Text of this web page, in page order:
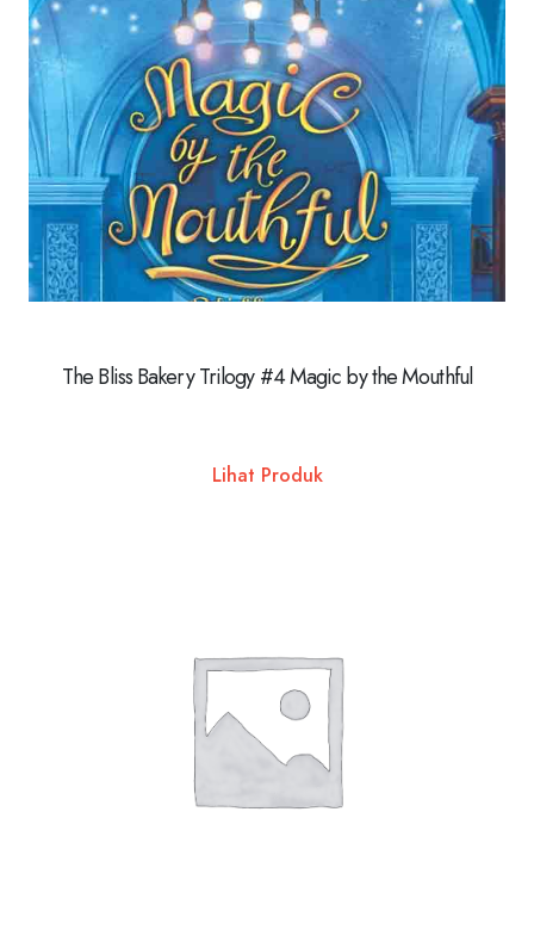
The Bliss Bakery Trilogy #4 Magic by the Mouthful
Lihat Produk